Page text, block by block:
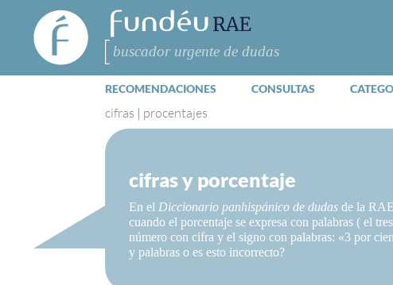
FundéuRAE
- Fundación
del Español
Urgente
Buscar
RECOMENDACIONES CONSULTAS
cifras | procentajes
cifras y porcentaje
En el Diccionario panhispánico de dudas de la
cuando el porcentaje se expresa con palabras ( el
número con cifra y el signo con palabras: «3 por
y palabras o es esto incorrecto?